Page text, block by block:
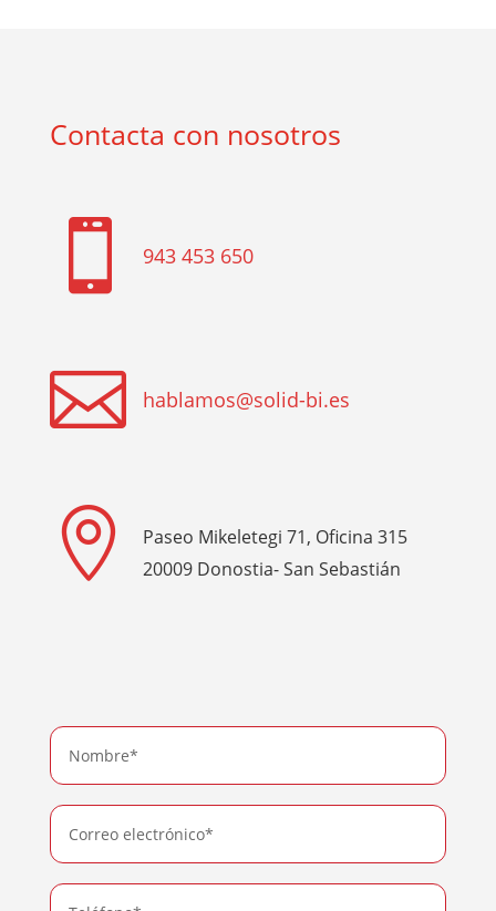
Contacta con nosotros
 943 453 650
 hablamos@solid-bi.es

Paseo Mikeletegi 71, Oficina 315
20009 Donostia- San Sebastián